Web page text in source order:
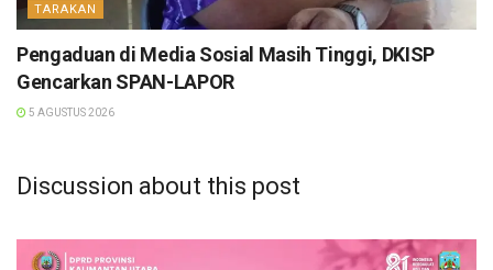
TARAKAN
Pengaduan di Media Sosial Masih Tinggi, DKISP
Gencarkan SPAN-LAPOR
5 AGUSTUS 2026
Discussion about this post